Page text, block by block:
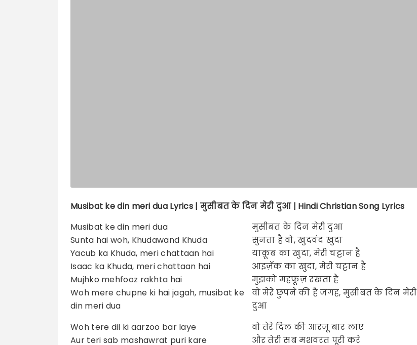
Musibat ke din meri dua Lyrics | मुसीबत के दिन मेरी दुआ | Hindi Christian Song Lyrics
Musibat ke din meri dua
Sunta hai woh, Khudawand Khuda
Yacub ka Khuda, meri chattaan hai
Isaac ka Khuda, meri chattaan hai
Mujhko mehfooz rakhta hai
Woh mere chupne ki hai jagah, musibat ke
din meri dua
Woh tere dil ki aarzoo bar laye
Aur teri sab mashawrat puri kare
मुसीबत के दिन मेरी दुआ
सुनता है वो, खुदवंद खुदा
याक़ूब का खुदा, मेरी चट्टान है
आइज़ॅक का खुदा, मेरी चट्टान है
मुझको महफूज़ रखता है
वो मेरे छुपने की है जगह, मुसीबत के दिन मेरी
दुआ
वो तेरे दिल की आरज़ू बार लाए
और तेरी सब मशवरत पूरी करे